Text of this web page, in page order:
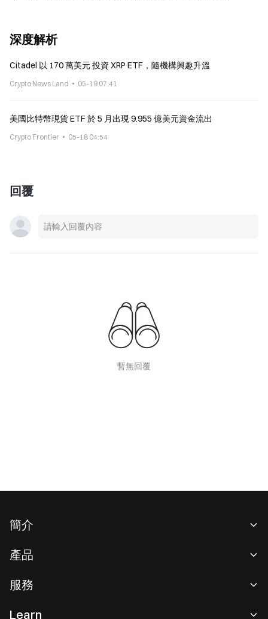
深度解析
Citadel 以 170 萬美元 投資 XRP ETF，隨機構興趣升溫
Crypto News Land 05-19 07:41
美國比特幣現貨 ETF 於 5 月出現 9.955 億美元資金流出
Crypto Frontier 05-18 04:54
回覆
暫無回覆
簡介
新聞中心
產品
現貨交易
服務
Learn